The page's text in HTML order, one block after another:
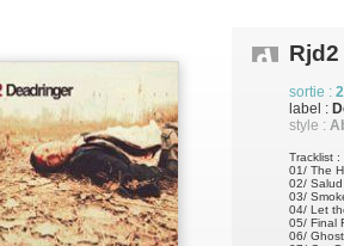
Rjd2
sortie :
label :
style :
Tracklist :
01/ The
02/ Salud
03/
04/ Let
05/ Final
06/